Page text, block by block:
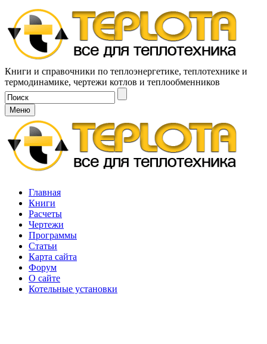
Книги и справочники по теплоэнергетике, теплотехнике и
термодинамике, чертежи котлов и теплообменников
Меню
Главная
Книги
Расчеты
Чертежи
Программы
Статьи
Карта сайта
Форум
О сайте
Котельные установки